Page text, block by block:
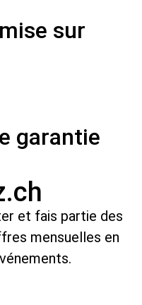
sur
garantie
et fais partie des
mensuelles en